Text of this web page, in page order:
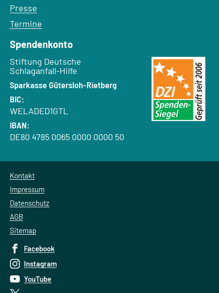
Presse
Termine
Spendenkonto
Empfänger:
Stiftung Deutsche
Schlaganfall-Hilfe
Bank:
Sparkasse Gütersloh-Rietberg
BIC:
WELADED1GTL
IBAN:
DE80 4785 0065 0000 0000 50
Kontakt
Impressum
Datenschutz
AGB
Sitemap
Facebook
Instagram
YouTube